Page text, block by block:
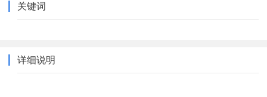
关键词
详细说明